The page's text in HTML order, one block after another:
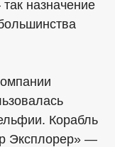
назначение
Корабль
Эксплорер» —